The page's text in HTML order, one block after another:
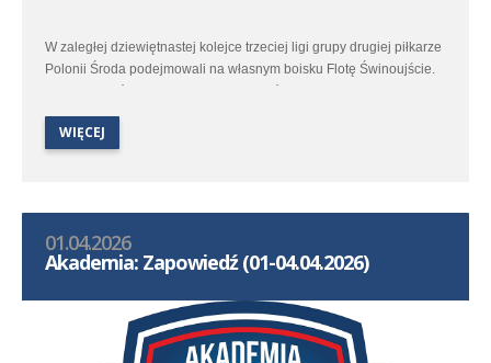
W zaległej dziewiętnastej kolejce trzeciej ligi grupy drugiej piłkarze
Polonii Środa podejmowali na własnym boisku Flotę Świnoujście.
Spotkanie które pierwotnie miało odbyć się w listopadzie ze
początek kwietnia.
WIĘCEJ
01.04.2026
Akademia: Zapowiedź (01-04.04.2026)